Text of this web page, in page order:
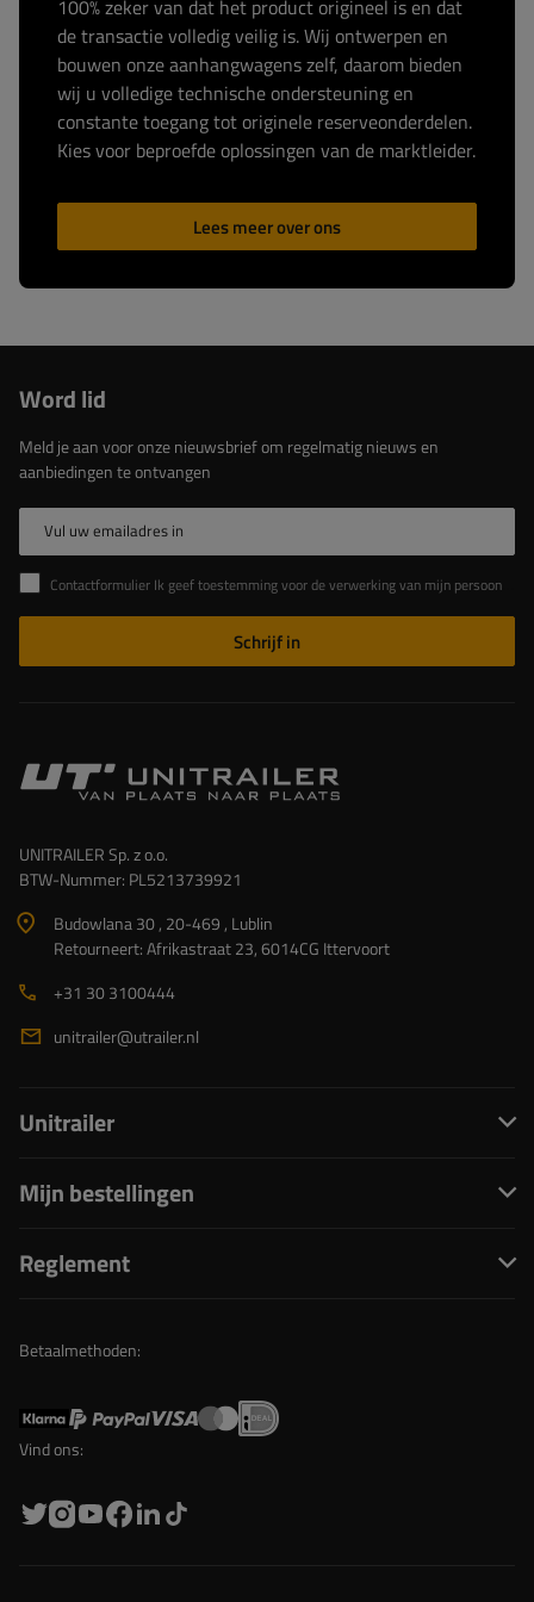
100% zeker van dat het product origineel is en dat
de transactie volledig veilig is. Wij ontwerpen en
bouwen onze aanhangwagens zelf, daarom bieden
wij u volledige technische ondersteuning en
constante toegang tot originele reserveonderdelen.
Kies voor beproefde oplossingen van de marktleider.
Lees meer over ons
Word lid
Meld je aan voor onze nieuwsbrief om regelmatig nieuws en
aanbiedingen te ontvangen
Vul uw emailadres in
Contactformulier Ik geef toestemming voor de verwerking van mijn persoonlijke gegevens in het contactformulier in overeenstemming met de Verordening van het Europees Parlement en de Raad (EU)
Schrijf in
UNITRAILER Sp. z o.o.
BTW-Nummer: PL5213739921
Budowlana 30 , 20-469 , Lublin
Retourneert: Afrikastraat 23, 6014CG Ittervoort
+31 30 3100444
unitrailer@utrailer.nl
Unitrailer
Mijn bestellingen
Reglement
Betaalmethoden:
Vind ons: